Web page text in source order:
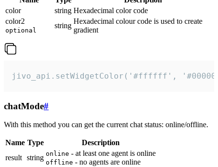
color
string Hexadecimal color code
color2
optional
string
Hexadecimal colour code is used to create
gradient
jivo_api.setWidgetColor('#ffffff',
chatMode#
With this method you can get the current chat status: online/offline.
Name Type
Description
result string online - at least one agent is online
offline - no agents are online